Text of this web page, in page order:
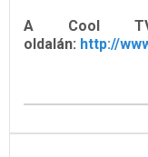
A Cool
oldalán: http://